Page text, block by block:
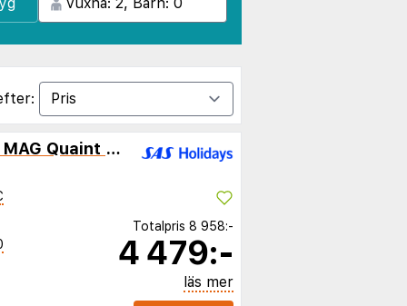
Heritage Palace Varos - MAG Quaint & Elegant Boutique Hotels
Totalpris 8 958:-
4 479:-
läs mer